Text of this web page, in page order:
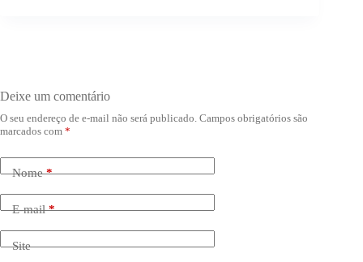
Deixe um comentário
O seu endereço de e-mail não será publicado. Campos obrigatórios são
marcados com *
Nome*
E-mail*
Site